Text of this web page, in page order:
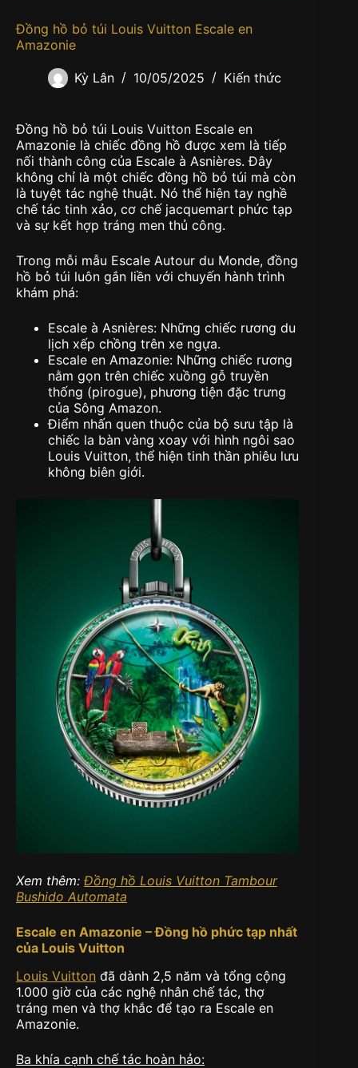
Đồng hồ bỏ túi Louis Vuitton Escale en
Amazonie
Kỳ Lân 10/05/2025 Kiến thức
Đồng hồ bỏ túi Louis Vuitton Escale en
Amazonie là chiếc đồng hồ được xem là tiếp
nối thành công của Escale à Asnières. Đây
không chỉ là một chiếc đồng hồ bỏ túi mà còn
là tuyệt tác nghệ thuật. Nó thể hiện tay nghề
chế tác tinh xảo, cơ chế jacquemart phức tạp
và sự kết hợp tráng men thủ công.
Trong mỗi mẫu Escale Autour du Monde, đồng
hồ bỏ túi luôn gắn liền với chuyến hành trình
khám phá:
Escale à Asnières: Những chiếc rương du
lịch xếp chồng trên xe ngựa.
Escale en Amazonie: Những chiếc rương
nằm gọn trên chiếc xuồng gỗ truyền
thống (pirogue), phương tiện đặc trưng
của Sông Amazon.
Điểm nhấn quen thuộc của bộ sưu tập là
chiếc la bàn vàng xoay với hình ngôi sao
Louis Vuitton, thể hiện tinh thần phiêu lưu
không biên giới.
Xem thêm: Đồng hồ Louis Vuitton Tambour
Bushido Automata
Escale en Amazonie – Đồng hồ phức tạp nhất
của Louis Vuitton
Louis Vuitton đã dành 2,5 năm và tổng cộng
1.000 giờ của các nghệ nhân chế tác, thợ
tráng men và thợ khắc để tạo ra Escale en
Amazonie.
Ba khía cạnh chế tác hoàn hảo: